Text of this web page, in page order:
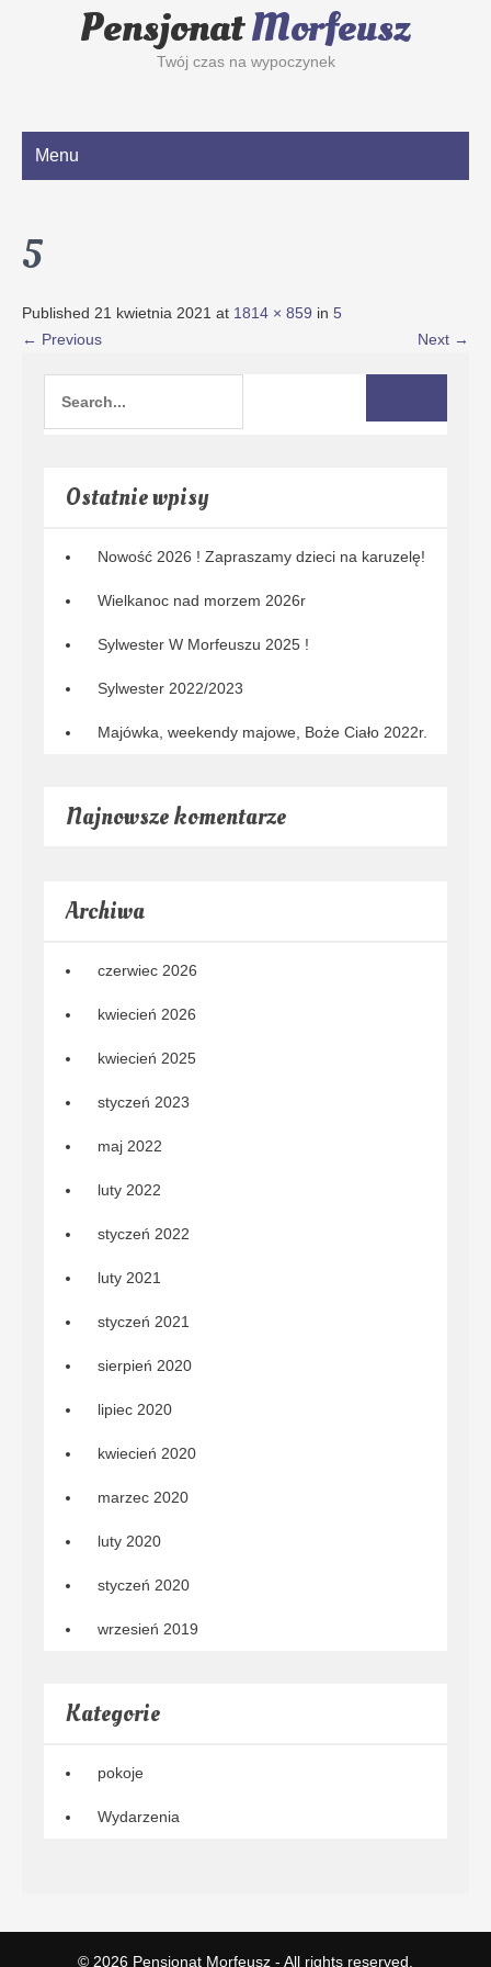
PensjonatMorfeusz
Twój czas na wypoczynek
Menu
5
Published 21 kwietnia 2021 at 1814 × 859 in 5
← Previous Next →
Ostatnie wpisy
Nowość 2026 ! Zapraszamy dzieci na karuzelę!
Wielkanoc nad morzem 2026r
Sylwester W Morfeuszu 2025 !
Sylwester 2022/2023
Majówka, weekendy majowe, Boże Ciało 2022r.
Najnowsze komentarze
Archiwa
czerwiec 2026
kwiecień 2026
kwiecień 2025
styczeń 2023
maj 2022
luty 2022
styczeń 2022
luty 2021
styczeń 2021
sierpień 2020
lipiec 2020
kwiecień 2020
marzec 2020
luty 2020
styczeń 2020
wrzesień 2019
Kategorie
pokoje
Wydarzenia
© 2026 Pensjonat Morfeusz - All rights reserved.